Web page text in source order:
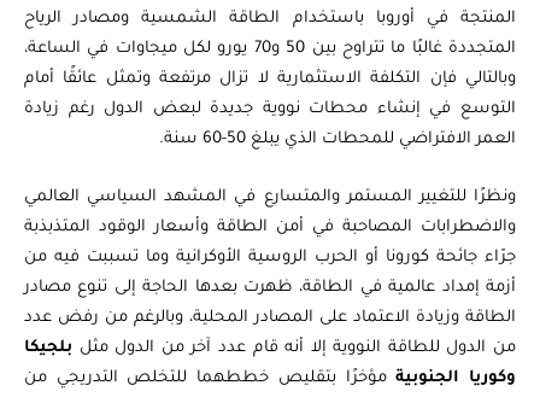
المنتجة في أوروبا باستخدام الطاقة الشمسية ومصادر الرياح
المتجددة غالبًا ما تتراوح بين 50 و70 يورو لكل ميجاوات في الساعة،
وبالتالي فإن التكلفة الاستثمارية لا تزال مرتفعة وتمثل عائقًا أمام
التوسع في إنشاء محطات نووية جديدة لبعض الدول رغم زيادة
العمر الافتراضي للمحطات الذي يبلغ 50-60 سنة.
ونظرًا للتغيير المستمر والمتسارع في المشهد السياسي العالمي
والاضطرابات المصاحبة في أمن الطاقة وأسعار الوقود المتذبذبة
جرّاء جائحة كورونا أو الحرب الروسية الأوكرانية وما تسببت فيه من
أزمة إمداد عالمية في الطاقة، ظهرت بعدها الحاجة إلى تنوع مصادر
الطاقة وزيادة الاعتماد على المصادر المحلية، وبالرغم من رفض عدد
من الدول للطاقة النووية إلا أنه قام عدد آخر من الدول مثل بلجيكا
وكوريا الجنوبيةمؤخرًا بتقليص خططهما للتخلص التدريجي من